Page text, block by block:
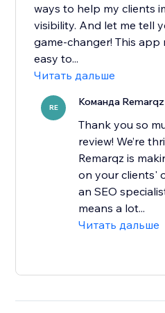
ways to help my clients
visibility. And let me tell
game-changer! This app
easy to...
Читать дальше
RE Команда
Thank you so
review! We’re
Remarqz is
on your clients'
an SEO
means a lot...
Читать дальше